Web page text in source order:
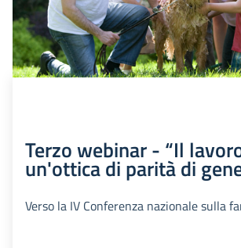
Terzo webinar - “Il
un'ottica di parità di
Verso la IV Conferenza nazionale sulla